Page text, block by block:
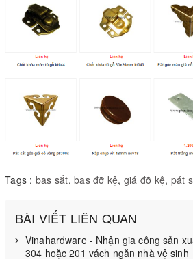
Tags : bas sắt, bas đỡ kệ, giá đỡ kệ, pát
BÀI VIẾT LIÊN QUAN
Vinahardware - Nhận gia công sản
304 hoặc 201 vách ngăn nhà vệ sinh